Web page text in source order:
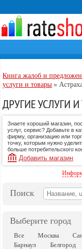
Книга жалоб и
услуги и товары »
ДРУГИЕ УСЛУГИ
Знаете хороший магазин,
услуг, сервис? Добавьте в
фирму, организацию или
точку, которым нужно
больше потребительского
Добавить магазин
Поиск
Выберите город
Все Москва
Барнаул Белгород